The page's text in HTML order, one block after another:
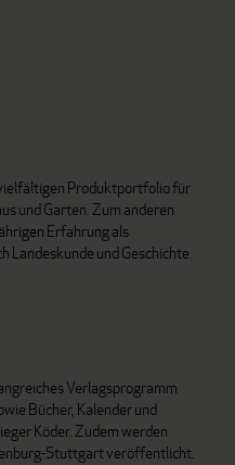
Produktportfolio für
und Garten. Zum anderen
Erfahrung als
Landeskunde und Geschichte.
Verlagsprogramm
Bücher, Kalender und
Köder. Zudem werden
Stuttgart veröffentlicht.